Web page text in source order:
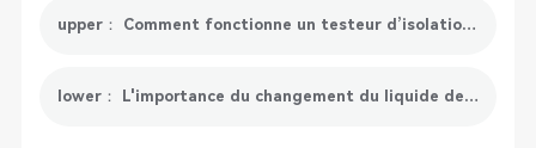
upper： Comment fonctionne un testeur d’isolation ?
lower： L'importance du changement du liquide de refroidissement